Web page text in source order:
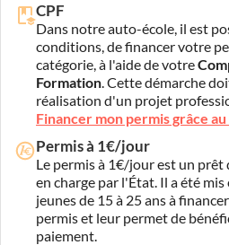
CPF
Dans notre auto-école, il est
conditions, de financer votre
catégorie, à l'aide de votre
Formation. Cette démarche
réalisation d'un projet
Financer mon permis grâce au
Permis à 1€/jour
Le permis à 1€/jour est un
en charge par l'État. Il a été
jeunes de 15 à 25 ans à
permis et leur permet de
paiement.